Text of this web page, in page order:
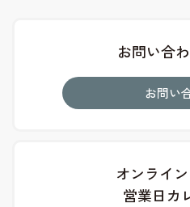
お問い合
お問い
オンライ
営業日カ